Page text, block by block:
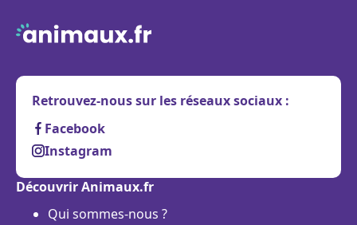
Retrouvez-nous sur les réseaux sociaux :
Facebook
Instagram
Découvrir Animaux.fr
Qui sommes-nous ?